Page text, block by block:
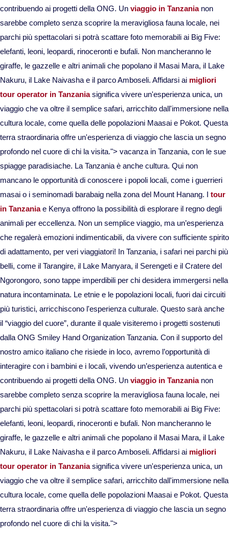
contribuendo ai progetti della ONG. Un viaggio in Tanzanianon
sarebbe completo senza scoprire la meravigliosa fauna locale, nei
parchi più spettacolari si potrà scattare foto memorabili ai Big Five:
elefanti, leoni, leopardi, rinoceronti e bufali. Non mancheranno le
giraffe, le gazzelle e altri animali che popolano il Masai Mara, il Lake
Nakuru, il Lake Naivasha e il parco Amboseli. Affidarsi ai migliori
tour operator in Tanzaniasignifica vivere un'esperienza unica, un
viaggio che va oltre il semplice safari, arricchito dall'immersione nella
cultura locale, come quella delle popolazioni Maasai e Pokot. Questa
terra straordinaria offre un'esperienza di viaggio che lascia un segno
profondo nel cuore di chi la visita."> vacanza in Tanzania, con le sue
spiagge paradisiache. La Tanzania è anche cultura. Qui non
mancano le opportunità di conoscere i popoli locali, come i guerrieri
masai o i seminomadi barabaig nella zona del Mount Hanang. I tour
in Tanzaniae Kenya offrono la possibilità di esplorare il regno degli
animali per eccellenza. Non un semplice viaggio, ma un’esperienza
che regalerà emozioni indimenticabili, da vivere con sufficiente spirito
di adattamento, per veri viaggiatori! In Tanzania, i safari nei parchi più
belli, come il Tarangire, il Lake Manyara, il Serengeti e il Cratere del
Ngorongoro, sono tappe imperdibili per chi desidera immergersi nella
natura incontaminata. Le etnie e le popolazioni locali, fuori dai circuiti
più turistici, arricchiscono l'esperienza culturale. Questo sarà anche
il “viaggio del cuore”, durante il quale visiteremo i progetti sostenuti
dalla ONG Smiley Hand Organization Tanzania. Con il supporto del
nostro amico italiano che risiede in loco, avremo l’opportunità di
interagire con i bambini e i locali, vivendo un’esperienza autentica e
contribuendo ai progetti della ONG. Un viaggio in Tanzanianon
sarebbe completo senza scoprire la meravigliosa fauna locale, nei
parchi più spettacolari si potrà scattare foto memorabili ai Big Five:
elefanti, leoni, leopardi, rinoceronti e bufali. Non mancheranno le
giraffe, le gazzelle e altri animali che popolano il Masai Mara, il Lake
Nakuru, il Lake Naivasha e il parco Amboseli. Affidarsi ai migliori
tour operator in Tanzaniasignifica vivere un'esperienza unica, un
viaggio che va oltre il semplice safari, arricchito dall'immersione nella
cultura locale, come quella delle popolazioni Maasai e Pokot. Questa
terra straordinaria offre un'esperienza di viaggio che lascia un segno
profondo nel cuore di chi la visita.">
Viaggi in Corea del Sud
Viaggi in Filippine
Viaggi in Indonesia
Viaggi in Kazakistan
Viaggi in Kirghizistan
Viaggi in Maldive
Viaggi in Malesia
Viaggi in Mongolia
Viaggi in Nepal Tibet Bhutan
Viaggi in Sri Lanka
Viaggi in Tajikistan
Viaggi in Thailandia
Viaggi in Cambogia
Viaggi in Cina
Viaggi in Giappone
Viaggi in India
Viaggi in Laos
Viaggi in Turchia